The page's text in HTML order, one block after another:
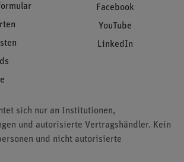
Facebook
YouTube
LinkedIn
sich nur an Institutionen,
und autorisierte Vertragshändler. Kein
und nicht autorisierte